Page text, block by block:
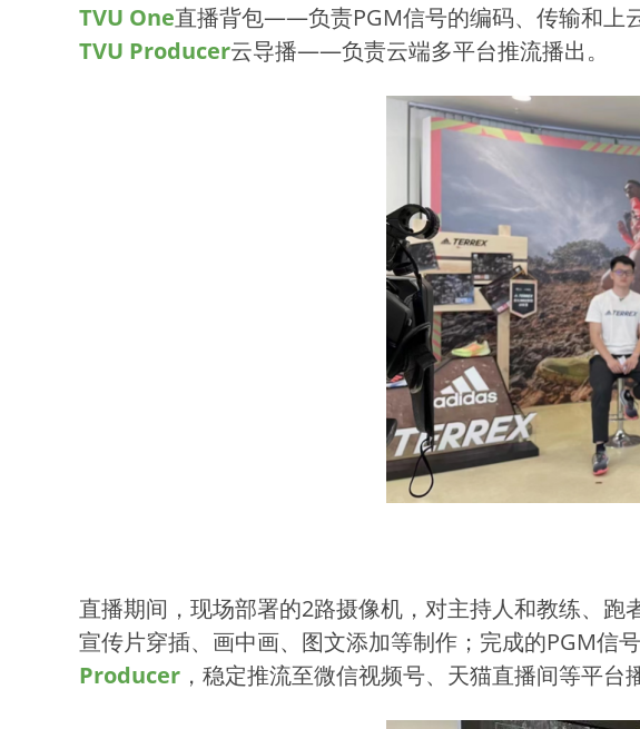
TVU One直播背包——负责PGM信号的编码、传输和上
TVU Producer云导播——负责云端多平台推流播出。
直播期间，现场部署的2路摄像机，对主持人和教练、跑
宣传片穿插、画中画、图文添加等制作；完成的PGM信
Producer ，稳定推流至微信视频号、天猫直播间等平台